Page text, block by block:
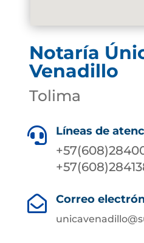
Notaría
Venadillo
Tolima
 Líneas de
 Correo